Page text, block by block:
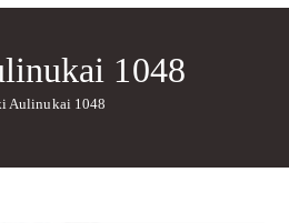
1048
Aulinukai 1048